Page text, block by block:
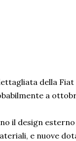
della
a
il design
e nuove